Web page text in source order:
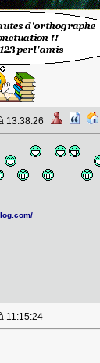
13:38:26
11:15:24